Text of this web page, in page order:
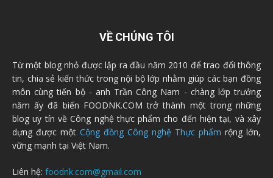
VỀ CHÚNG TÔI
Từ một blog nhỏ được lập ra đầu năm 2010 để trao đổi thông
tin, chia sẻ kiến thức trong nội bộ lớp nhằm giúp các bạn đồng
môn cùng tiến bộ - anh Trần Công Nam - chàng lớp trưởng
năm ấy đã biến FOODNK.COM trở thành một trong những
blog uy tín về Công nghệ thực phẩm cho đến hiện tại, và xây
dựng được một Cộng đồng Công nghệ Thực phẩm rộng lớn,
vững mạnh tại Việt Nam.
Liên hệ: foodnk.com@gmail.com